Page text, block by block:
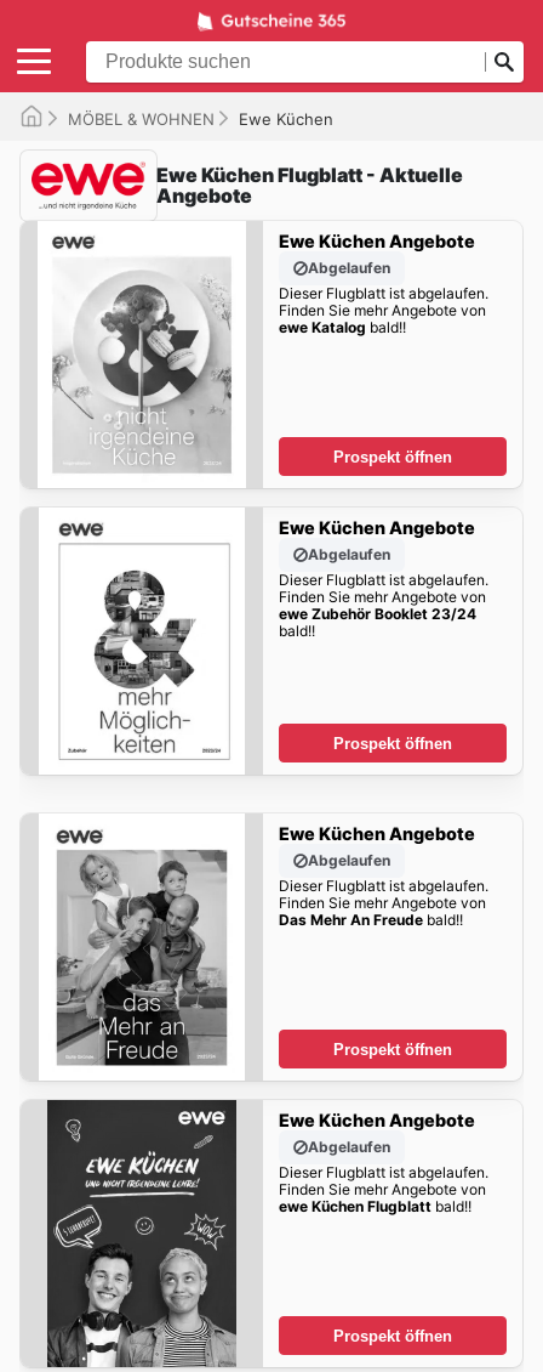
MÖBEL & WOHNEN Ewe Küchen
Ewe Küchen Flugblatt - Aktuelle
Angebote
Ewe Küchen Angebote
Abgelaufen
Dieser Flugblatt ist abgelaufen.
Finden Sie mehr Angebote von
ewe Katalog bald!!
Prospekt öffnen
Ewe Küchen Angebote
Abgelaufen
Dieser Flugblatt ist abgelaufen.
Finden Sie mehr Angebote von
ewe Zubehör Booklet 23/24
bald!!
Prospekt öffnen
Ewe Küchen Angebote
Abgelaufen
Dieser Flugblatt ist abgelaufen.
Finden Sie mehr Angebote von
Das Mehr An Freudebald!!
Prospekt öffnen
Ewe Küchen Angebote
Abgelaufen
Dieser Flugblatt ist abgelaufen.
Finden Sie mehr Angebote von
ewe Küchen Flugblattbald!!
Prospekt öffnen